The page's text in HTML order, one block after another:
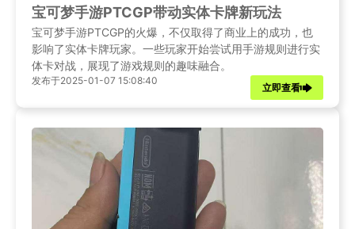
宝可梦手游PTCGP带动实体卡牌新玩法
宝可梦手游PTCGP的火爆，不仅取得了商业上的成功，也
影响了实体卡牌玩家。一些玩家开始尝试用手游规则进行实
体卡对战，展现了游戏规则的趣味融合。
发布于2025-01-07 15:08:40
立即查看